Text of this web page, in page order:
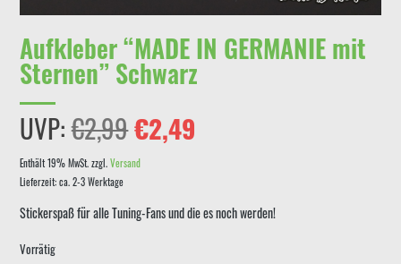
Aufkleber “MADE IN GERMANIE mit
Sternen” Schwarz
UVP:€2,99Ursprünglicher
Preis
war:
€2,49
ist:
Enthält 19% MwSt. zzgl.Versand
Lieferzeit: ca. 2-3 Werktage
Stickerspaß für alle Tuning-Fans und die es noch werden!
Vorrätig